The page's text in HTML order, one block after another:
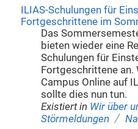
ILIAS-Schulungen für
Fortgeschrittene im
Das
bieten wieder eine
Schulungen für
Fortgeschrittene an.
Campus Online auf
sollte dies nun tun.
Existiert in Wir über
Störmeldungen /